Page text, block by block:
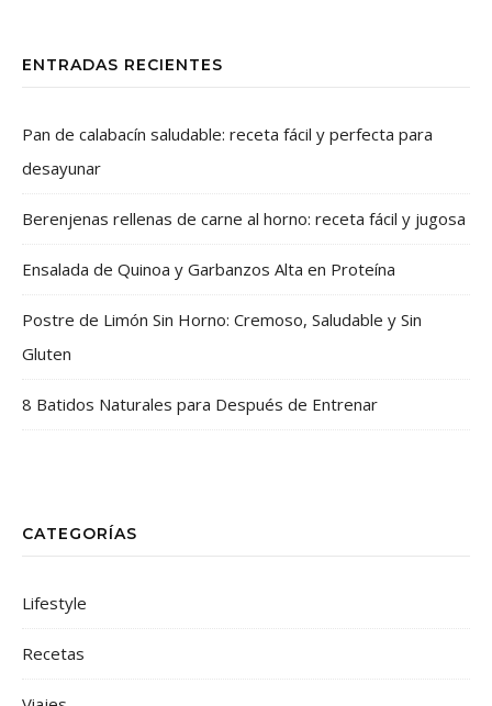
ENTRADAS RECIENTES
Pan de calabacín saludable: receta fácil y perfecta para
desayunar
Berenjenas rellenas de carne al horno: receta fácil y jugosa
Ensalada de Quinoa y Garbanzos Alta en Proteína
Postre de Limón Sin Horno: Cremoso, Saludable y Sin
Gluten
8 Batidos Naturales para Después de Entrenar
CATEGORÍAS
Lifestyle
Recetas